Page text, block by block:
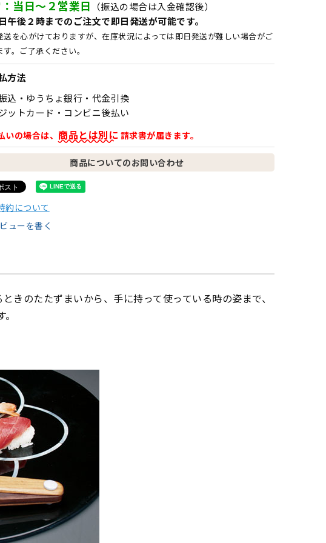
当日～２営業日
（振込の場合は入金確認後）
午後２時までのご注文で即日発送が可能です。
送を心がけておりますが、在庫状況によっては即日発送が難しい場合がご
す。ご了承ください。
方法
込・ゆうちょ銀行・代金引換
ットカード・コンビニ後払い
の場合は、 商品とは別に 請求書が届きます。
商品についてのお問い合わせ
約について
ューを書く
きのたたずまいから、手に持って使っている時の姿まで、